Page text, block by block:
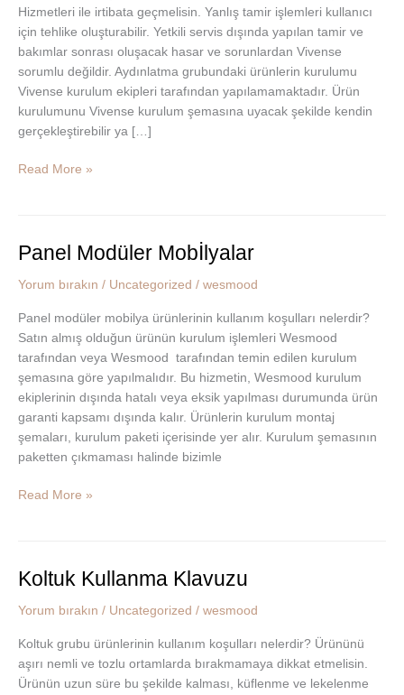
Hizmetleri ile irtibata geçmelisin. Yanlış tamir işlemleri kullanıcı
için tehlike oluşturabilir. Yetkili servis dışında yapılan tamir ve
bakımlar sonrası oluşacak hasar ve sorunlardan Vivense
sorumlu değildir. Aydınlatma grubundaki ürünlerin kurulumu
Vivense kurulum ekipleri tarafından yapılamamaktadır. Ürün
kurulumunu Vivense kurulum şemasına uyacak şekilde kendin
gerçekleştirebilir ya […]
Read More »
Panel Modüler Mobİlyalar
Yorum bırakın / Uncategorized / wesmood
Panel modüler mobilya ürünlerinin kullanım koşulları nelerdir?
Satın almış olduğun ürünün kurulum işlemleri Wesmood
tarafından veya Wesmood tarafından temin edilen kurulum
şemasına göre yapılmalıdır. Bu hizmetin, Wesmood kurulum
ekiplerinin dışında hatalı veya eksik yapılması durumunda ürün
garanti kapsamı dışında kalır. Ürünlerin kurulum montaj
şemaları, kurulum paketi içerisinde yer alır. Kurulum şemasının
paketten çıkmaması halinde bizimle
Panel
Mobİlyalar
Read More »
Koltuk Kullanma Klavuzu
Yorum bırakın / Uncategorized / wesmood
Koltuk grubu ürünlerinin kullanım koşulları nelerdir? Ürününü
aşırı nemli ve tozlu ortamlarda bırakmamaya dikkat etmelisin.
Ürünün uzun süre bu şekilde kalması, küflenme ve lekelenme
Koltuk
Klavuzu